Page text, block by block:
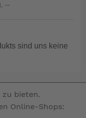
--
sind uns keine
zu bieten.
Online-Shops: